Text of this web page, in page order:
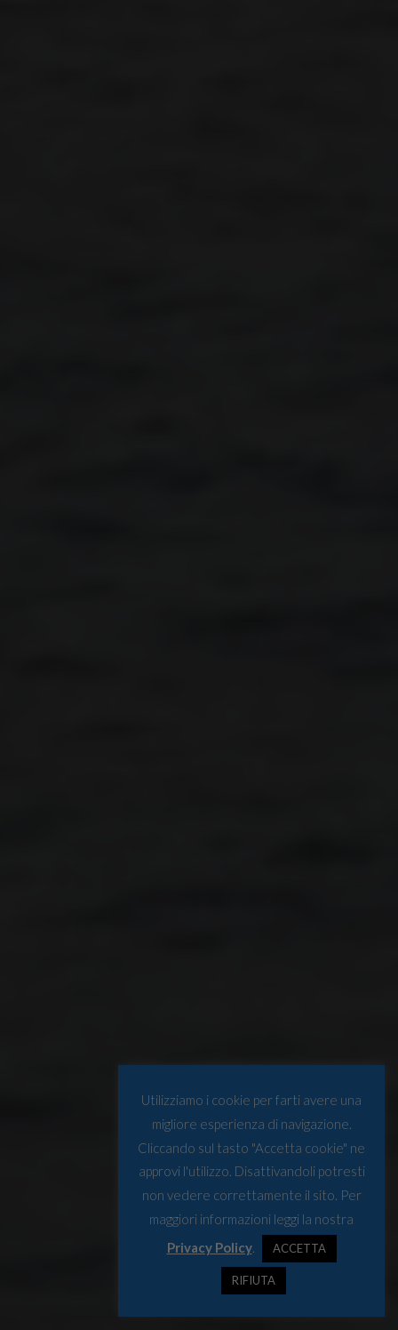
Utilizziamo i cookie per farti avere una
migliore esperienza di navigazione.
Cliccando sul tasto "Accetta cookie" ne
approvi l'utilizzo. Disattivandoli potresti
non vedere correttamente il sito. Per
maggiori informazioni leggi la nostra
Privacy Policy. ACCETTA
RIFIUTA